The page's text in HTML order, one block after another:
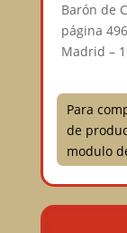
Barón de
página 496
Madrid –
Para
de
modulo